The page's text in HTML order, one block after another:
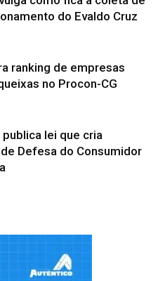
do Evaldo Cruz
ranking de empresas
no Procon-CG
lei que cria
Defesa do Consumidor